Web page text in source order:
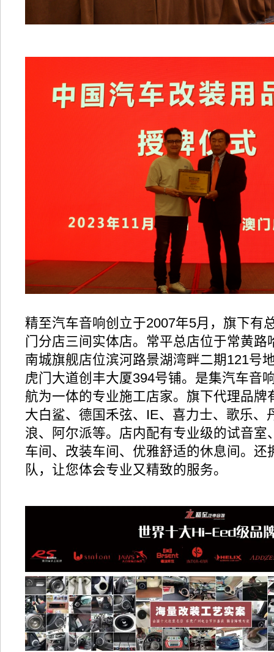
精至汽车音响创立于2007年5月，旗下有
门分店三间实体店。常平总店位于常黄路
南城旗舰店位滨河路景湖湾畔二期121号
虎门大道创丰大厦394号铺。是集汽车音
航为一体的专业施工店家。旗下代理品牌
大白鲨、德国禾弦、IE、喜力士、歌乐、
浪、阿尔派等。店内配有专业级的试音室
车间、改装车间、优雅舒适的休息间。还
队，让您体会专业又精致的服务。